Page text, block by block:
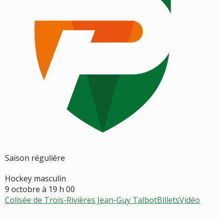
Saison régulière
Hockey masculin
9 octobre à 19 h 00
Colisée de Trois-Rivières Jean-Guy TalbotBilletsVidéo